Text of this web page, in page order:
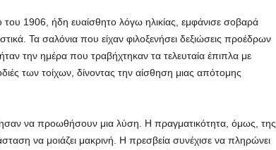
1906, ήδη ευαίσθητο λόγω ηλικίας, εμφάνισε σοβαρά
Τα σαλόνια που είχαν φιλοξενήσει δεξιώσεις προέδρων
την ημέρα που τραβήχτηκαν τα τελευταία έπιπλα με
των τοίχων, δίνοντας την αίσθηση μιας απότομης
να προωθήσουν μια λύση. Η πραγματικότητα, όμως, της
να μοιάζει μακρινή. Η πρεσβεία συνέχισε να πληρώνει